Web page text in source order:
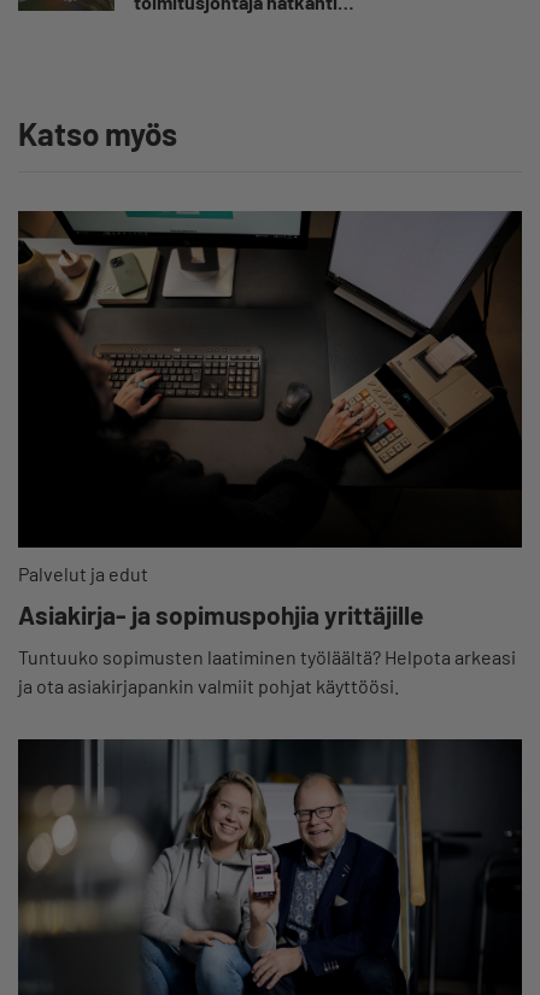
Katso myös
Palvelut ja edut
Asiakirja- ja sopimuspohjia yrittäjille
Tuntuuko sopimusten laatiminen työläältä? Helpota arkeasi
ja ota asiakirjapankin valmiit pohjat käyttöösi.